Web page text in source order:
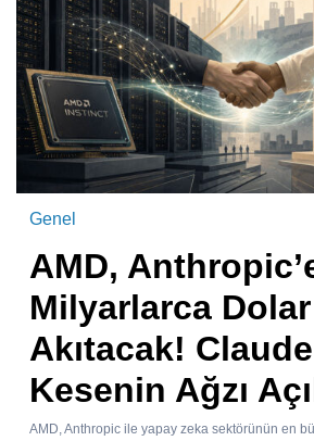
Genel
AMD,
Milyarlarca
Akıtacak!
Kesenin Ağzı
AMD, Anthropic ile yapay zeka sektörünün en